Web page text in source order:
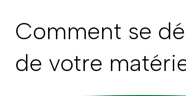
Comment se
de votre